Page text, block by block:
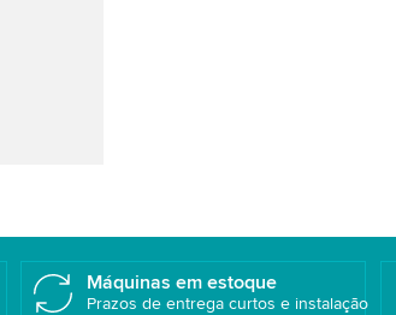
Máquinas em estoque
Prazos de entrega curtos e instalação